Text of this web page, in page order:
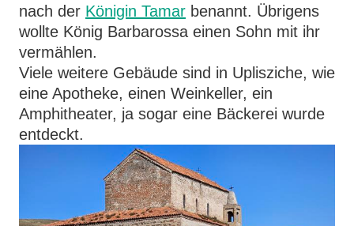
nach der Königin Tamar benannt. Übrigens
wollte König Barbarossa einen Sohn mit ihr
vermählen.
Viele weitere Gebäude sind in Uplisziche, wie
eine Apotheke, einen Weinkeller, ein
Amphitheater, ja sogar eine Bäckerei wurde
entdeckt.